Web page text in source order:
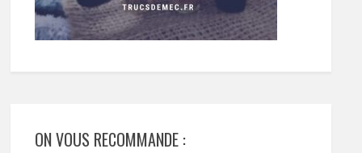
ON VOUS RECOMMANDE :